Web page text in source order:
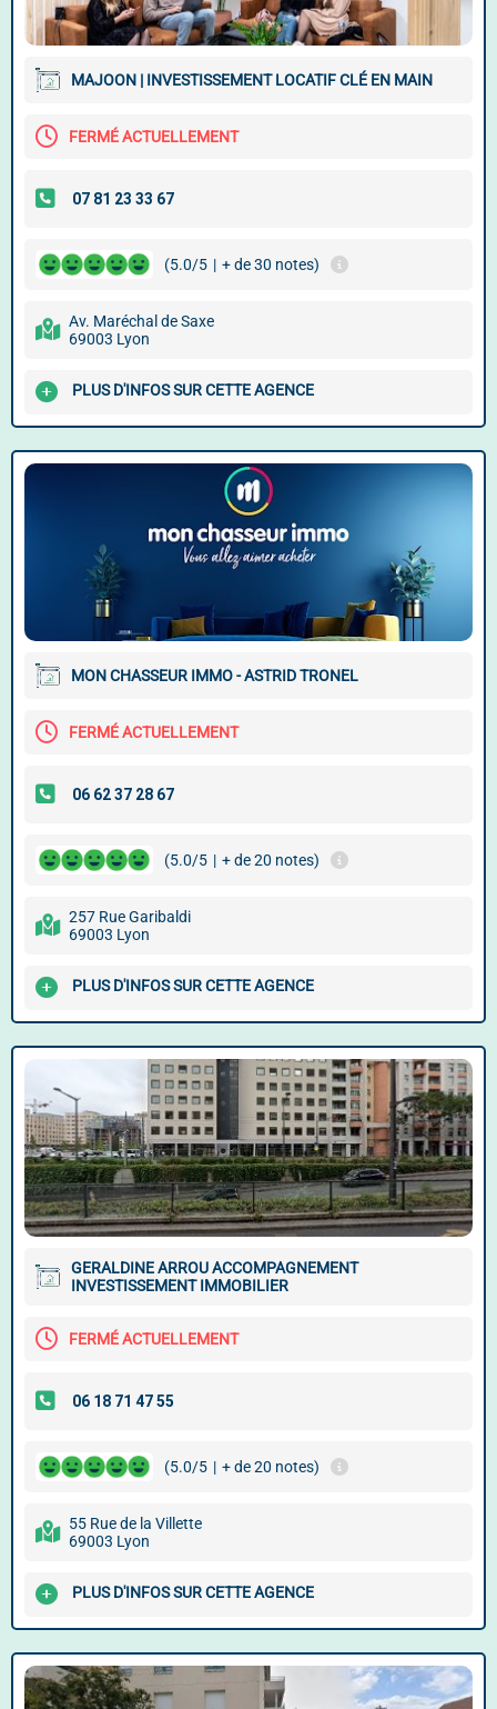
MAJOON | INVESTISSEMENT LOCATIF CLÉ EN MAIN
FERMÉ ACTUELLEMENT
(5.0/5 | + de 30 notes)
Av. Maréchal de Saxe
69003 Lyon
PLUS D'INFOS SUR CETTE AGENCE
MON CHASSEUR IMMO - ASTRID TRONEL
FERMÉ ACTUELLEMENT
(5.0/5 | + de 20 notes)
257 Rue Garibaldi
69003 Lyon
PLUS D'INFOS SUR CETTE AGENCE
GERALDINE ARROU ACCOMPAGNEMENT
INVESTISSEMENT IMMOBILIER
FERMÉ ACTUELLEMENT
(5.0/5 | + de 20 notes)
55 Rue de la Villette
69003 Lyon
PLUS D'INFOS SUR CETTE AGENCE